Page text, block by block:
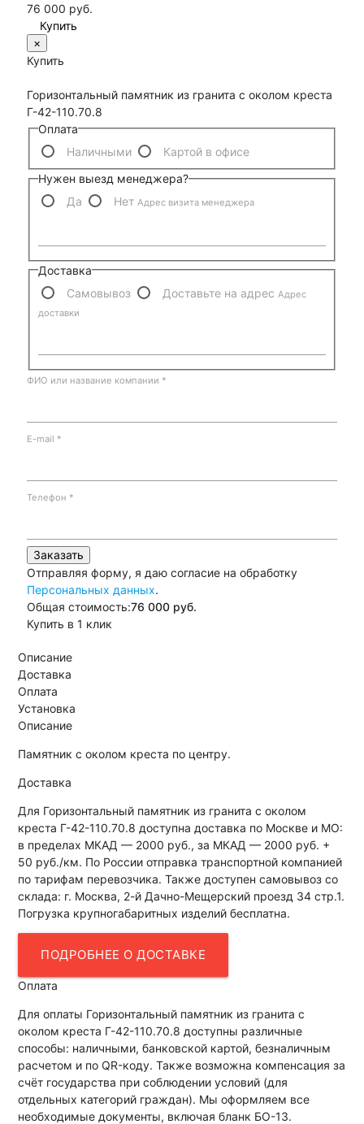
76 000 руб.
×
Купить
Горизонтальный памятник из гранита с околом креста
Г-42-110.70.8
Оплата
Наличными
Картой в офисе
Нужен выезд менеджера?
Да
Нет Адрес визита менеджера
Доставка
Самовывоз
Доставьте на адрес Адрес
доставки
ФИО или название компании *
E-mail *
Телефон *
Заказать
Отправляя форму, я даю согласие на обработку
Персональных данных.
Общая стоимость:76 000руб.
Купить в 1 клик
Описание
Доставка
Оплата
Установка
Описание
Памятник с околом креста по центру.
Доставка
Для Горизонтальный памятник из гранита с околом
креста Г-42-110.70.8 доступна доставка по Москве и МО:
в пределах МКАД — 2000 руб., за МКАД — 2000 руб. +
50 руб./км. По России отправка транспортной компанией
по тарифам перевозчика. Также доступен самовывоз со
склада: г. Москва, 2-й Дачно-Мещерский проезд 34 стр.1.
Погрузка крупногабаритных изделий бесплатна.
ПОДРОБНЕЕ О ДОСТАВКЕ
Оплата
Для оплаты Горизонтальный памятник из гранита с
околом креста Г-42-110.70.8 доступны различные
способы: наличными, банковской картой, безналичным
расчетом и по QR-коду. Также возможна компенсация за
счёт государства при соблюдении условий (для
отдельных категорий граждан). Мы оформляем все
необходимые документы, включая бланк БО-13.